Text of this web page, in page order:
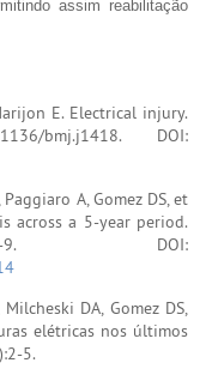
assim reabilitação
E. Electrical injury.
bmj.j1418. DOI:
A, Gomez DS, et
across a 5-year period.
9. DOI:
DA, Gomez DS,
elétricas nos últimos
5.